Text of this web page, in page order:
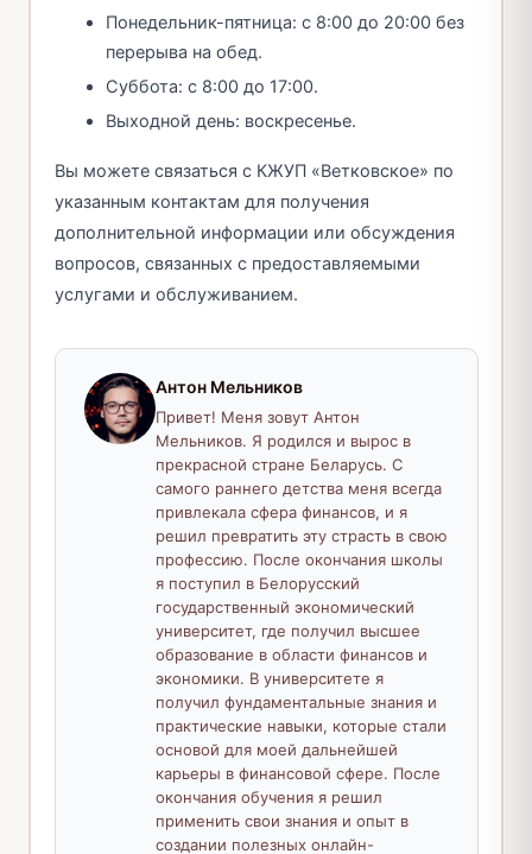
Понедельник-пятница: с 8:00 до 20:00 без
перерыва на обед.
Суббота: с 8:00 до 17:00.
Выходной день: воскресенье.
Вы можете связаться с КЖУП «Ветковское» по
указанным контактам для получения
дополнительной информации или обсуждения
вопросов, связанных с предоставляемыми
услугами и обслуживанием.
Антон Мельников
Привет! Меня зовут Антон
Мельников. Я родился и вырос в
прекрасной стране Беларусь. С
самого раннего детства меня всегда
привлекала сфера финансов, и я
решил превратить эту страсть в свою
профессию. После окончания школы
я поступил в Белорусский
государственный экономический
университет, где получил высшее
образование в области финансов и
экономики. В университете я
получил фундаментальные знания и
практические навыки, которые стали
основой для моей дальнейшей
карьеры в финансовой сфере. После
окончания обучения я решил
применить свои знания и опыт в
создании полезных онлайн-